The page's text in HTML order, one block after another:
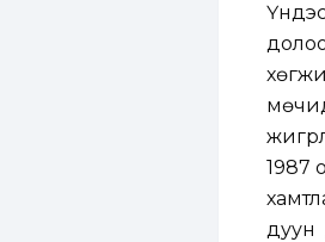
1987
дуун